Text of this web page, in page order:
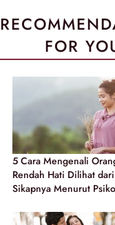
FOR
5 Cara Mengenali
Rendah Hati Dilihat dari
Sikapnya Menurut